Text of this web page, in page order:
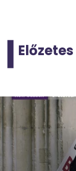
Előzetes